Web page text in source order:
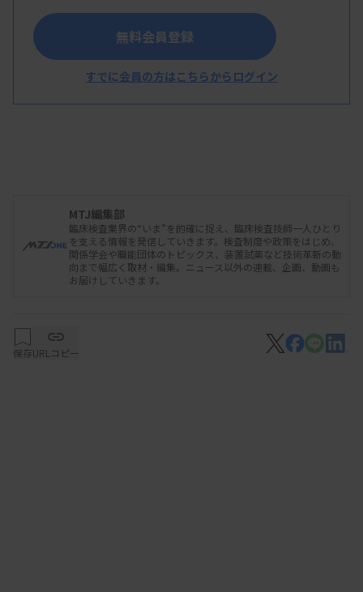
資料はこちら
無料会員登録
すでに会員の方はこちらからログイン
MTJ編集部
臨床検査業界の“いま”を的確に捉え、臨床検査技師一人ひとり
を支える情報を発信していきます。検査制度や政策をはじめ、
関係学会や職能団体のトピックス、装置試薬など技術革新の動
向まで幅広く取材・編集。ニュース以外の連載、企画、動画も
お届けしていきます。
保存URLコピー